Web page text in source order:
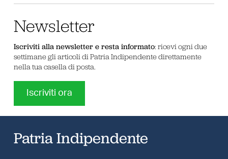
Newsletter
Iscriviti alla newsletter e resta informato: ricevi ogni due
settimane gli articoli di Patria Indipendente direttamente
nella tua casella di posta.
Iscriviti ora
Patria Indipendente